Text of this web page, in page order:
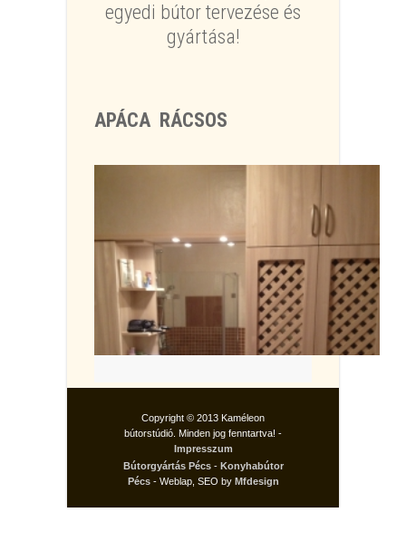
egyedi bútor tervezése és
gyártása!
APÁCA RÁCSOS
Copyright © 2013 Kaméleon
bútorstúdió. Minden jog fenntartva! -
Impresszum
Bútorgyártás Pécs- Konyhabútor
Pécs- Weblap, SEO by Mfdesign